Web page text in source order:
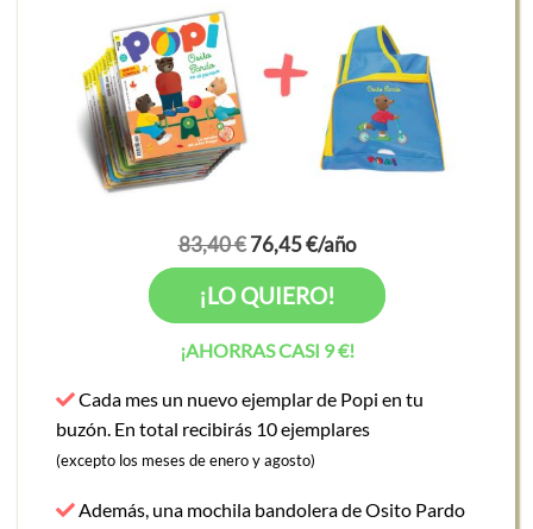
83,40 €76,45 €/año
¡LO QUIERO!
¡AHORRAS CASI 9 €!
Cada mes un nuevo ejemplar de Popi en tu
buzón. En total recibirás 10 ejemplares
(excepto los meses de enero y agosto)
Además, una mochila bandolera de Osito Pardo